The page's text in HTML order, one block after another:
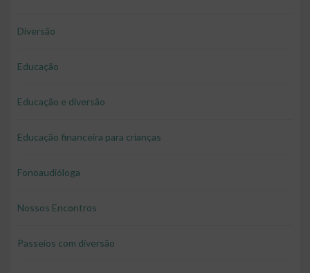
Diversão
Educação
Educação e diversão
Educação financeira para crianças
Fonoaudióloga
Nossos Encontros
Passeios com diversão